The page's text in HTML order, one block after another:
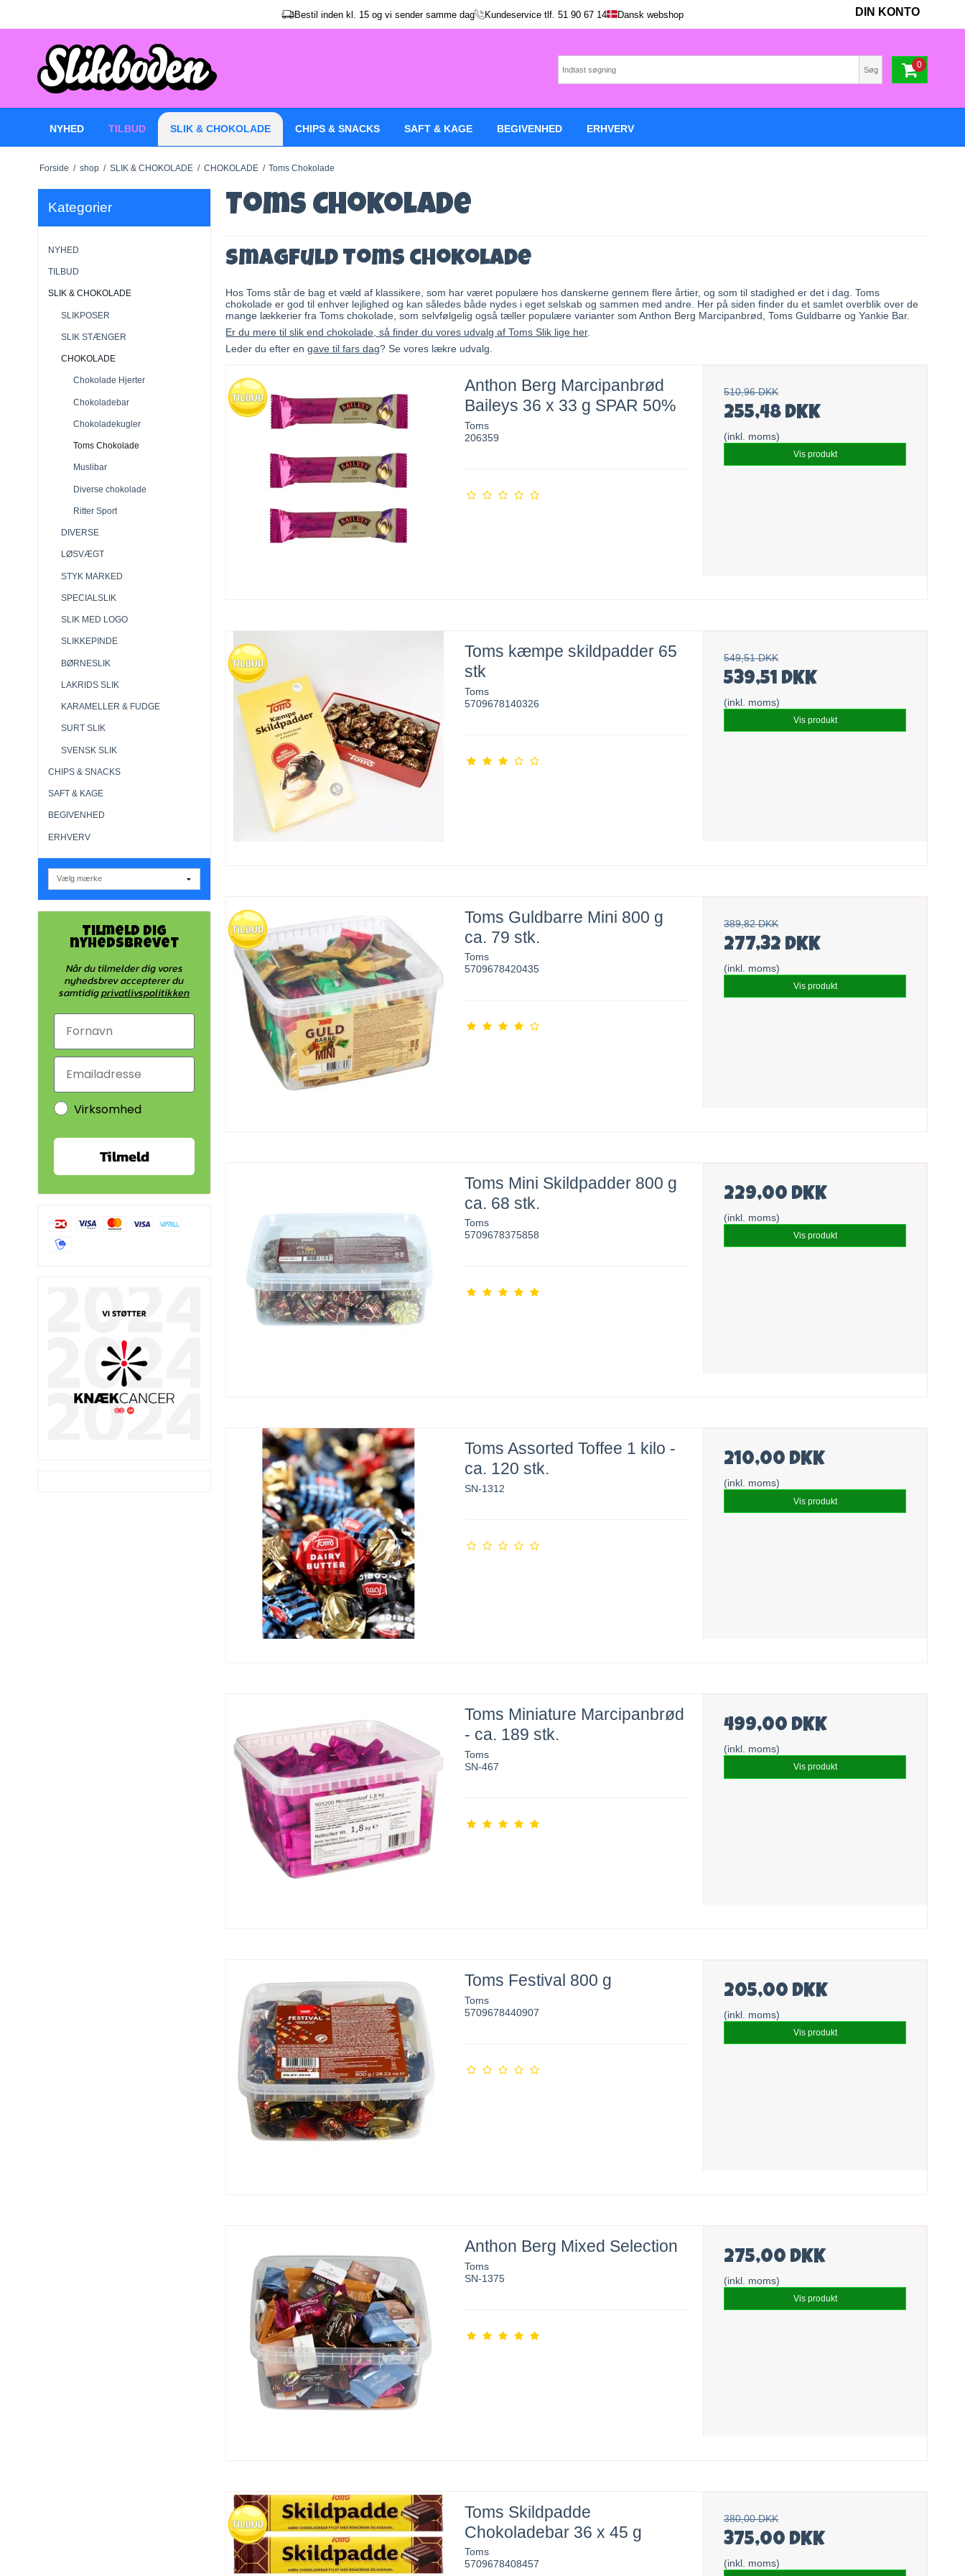
Bestil inden kl. 15 og vi sender samme dag Kundeservice tlf. 51 90 67 14 Dansk webshop DIN KONTO
0
Søg
NYHED TILBUD SLIK & CHOKOLADE CHIPS & SNACKS SAFT & KAGE BEGIVENHED ERHVERV
Forside / shop / SLIK & CHOKOLADE / CHOKOLADE / Toms Chokolade
Kategorier
NYHED
TILBUD
SLIK & CHOKOLADE
SLIKPOSER
SLIK STÆNGER
CHOKOLADE
Chokolade Hjerter
Chokoladebar
Chokoladekugler
Toms Chokolade
Muslibar
Diverse chokolade
Ritter Sport
DIVERSE
LØSVÆGT
STYK MARKED
SPECIALSLIK
SLIK MED LOGO
SLIKKEPINDE
BØRNESLIK
LAKRIDS SLIK
KARAMELLER & FUDGE
SURT SLIK
SVENSK SLIK
CHIPS & SNACKS
SAFT & KAGE
BEGIVENHED
ERHVERV
Tilmeld dig
nyhedsbrevet
Når du tilmelder dig vores
nyhedsbrev accepterer du
samtidigprivatlivspolitikken
Virksomhed
Tilmeld
Toms Chokolade
Smagfuld Toms chokolade
Hos Toms står de bag et væld af klassikere, som har været populære hos danskerne gennem flere årtier, og som til stadighed er det i dag. Toms
chokolade er god til enhver lejlighed og kan således både nydes i eget selskab og sammen med andre. Her på siden finder du et samlet overblik over de
mange lækkerier fra Toms chokolade, som selvfølgelig også tæller populære varianter som Anthon Berg Marcipanbrød, Toms Guldbarre og Yankie Bar.
Er du mere til slik end chokolade, så finder du vores udvalg af Toms Slik lige her.
Leder du efter engave til fars dag? Se vores lækre udvalg.
Anthon Berg Marcipanbrød
Baileys 36 x 33 g SPAR 50%
Toms
206359
510,96 DKK
255,48 DKK
(inkl. moms)
Vis produkt
Toms kæmpe skildpadder 65
stk
Toms
5709678140326
549,51 DKK
539,51 DKK
(inkl. moms)
Vis produkt
Toms Guldbarre Mini 800 g
ca. 79 stk.
Toms
5709678420435
389,82 DKK
277,32 DKK
(inkl. moms)
Vis produkt
Toms Mini Skildpadder 800 g
ca. 68 stk.
Toms
5709678375858
229,00 DKK
(inkl. moms)
Vis produkt
Toms Assorted Toffee 1 kilo -
ca. 120 stk.
SN-1312
210,00 DKK
(inkl. moms)
Vis produkt
Toms Miniature Marcipanbrød
- ca. 189 stk.
Toms
SN-467
499,00 DKK
(inkl. moms)
Vis produkt
Toms Festival 800 g
Toms
5709678440907
205,00 DKK
(inkl. moms)
Vis produkt
Anthon Berg Mixed Selection
Toms
SN-1375
275,00 DKK
(inkl. moms)
Vis produkt
Toms Skildpadde
Chokoladebar 36 x 45 g
Toms
5709678408457
380,00 DKK
375,00 DKK
(inkl. moms)